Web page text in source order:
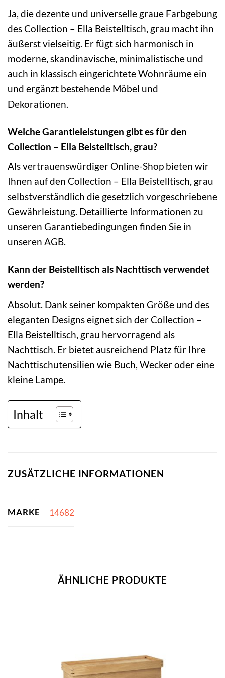
Ja, die dezente und universelle graue Farbgebung
des Collection – Ella Beistelltisch, grau macht ihn
äußerst vielseitig. Er fügt sich harmonisch in
moderne, skandinavische, minimalistische und
auch in klassisch eingerichtete Wohnräume ein
und ergänzt bestehende Möbel und
Dekorationen.
Welche Garantieleistungen gibt es für den
Collection – Ella Beistelltisch, grau?
Als vertrauenswürdiger Online-Shop bieten wir
Ihnen auf den Collection – Ella Beistelltisch, grau
selbstverständlich die gesetzlich vorgeschriebene
Gewährleistung. Detaillierte Informationen zu
unseren Garantiebedingungen finden Sie in
unseren AGB.
Kann der Beistelltisch als Nachttisch verwendet
werden?
Absolut. Dank seiner kompakten Größe und des
eleganten Designs eignet sich der Collection –
Ella Beistelltisch, grau hervorragend als
Nachttisch. Er bietet ausreichend Platz für Ihre
Nachttischutensilien wie Buch, Wecker oder eine
kleine Lampe.
Inhalt
ZUSÄTZLICHE INFORMATIONEN
MARKE 14682
ÄHNLICHE PRODUKTE